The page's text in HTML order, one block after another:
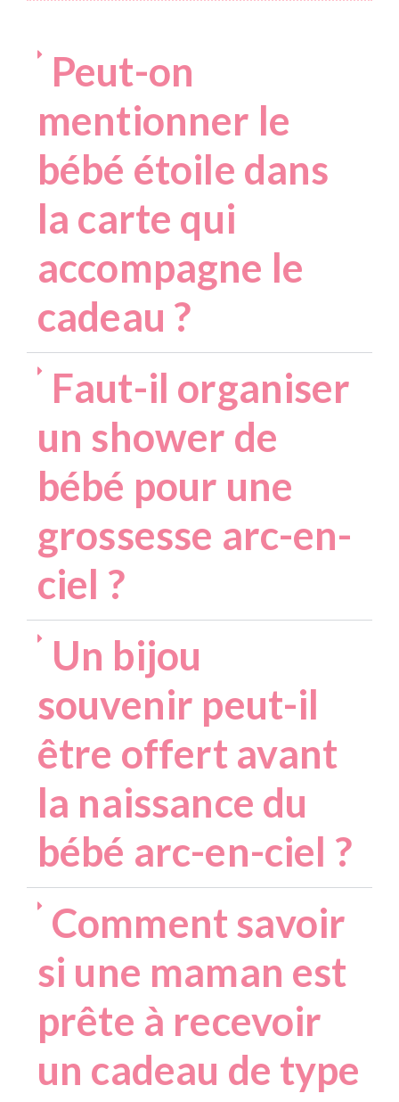
Peut-on
mentionner le
bébé étoile dans
la carte qui
accompagne le
cadeau ?
Faut-il organiser
un shower de
bébé pour une
grossesse arc-en-
ciel ?
Un bijou
souvenir peut-il
être offert avant
la naissance du
bébé arc-en-ciel ?
Comment savoir
si une maman est
prête à recevoir
un cadeau de type